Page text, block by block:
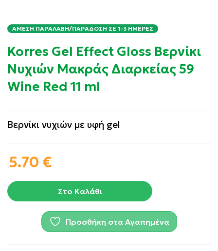
ΆΜΕΣΗ ΠΑΡΑΛΑΒΉ/ΠΑΡΆΔΟΣΗ ΣΕ 1-3 ΗΜΈΡΕΣ
Korres Gel Effect Gloss Βερνίκι
Νυχιών Μακράς Διαρκείας 59
Wine Red 11 ml
Βερνίκι νυχιών με υφή gel
5.70 €
Στο Καλάθι
Προσθήκη στα Αγαπημένα